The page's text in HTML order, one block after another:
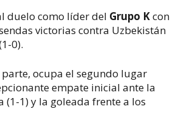
duelo como líder del Grupo Kcon
victorias contra Uzbekistán
0).
parte, ocupa el segundo lugar
empate inicial ante la
(1-1) y la goleada frente a los